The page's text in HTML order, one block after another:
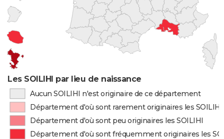
Les SOILIHI par lieu de naissance
Aucun SOILIHI n'est originaire de ce département
Département d'où sont rarement originaires les SOILIHI
Département d'où sont peu originaires les SOILIHI
Département d'où sont fréquemment originaires les